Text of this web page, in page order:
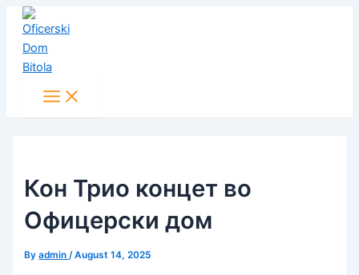
Skip
content
Кон Трио концет во
Офицерски дом
Byadmin/August 14, 2025
Post
navigation